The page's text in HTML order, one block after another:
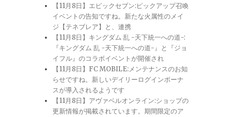
【11月8日】エピックセブン:ピックアップ召喚
イベントの告知ですね。新たな火属性のメイ
ジ【テネブレア】と、連携
【11月8日】キングダム 乱 -天下統一への道-:
『キングダム 乱 -天下統一への道-』と『ジョ
イフル』のコラボイベントが開催され
【11月8日】FC MOBILE:メンテナンスのお知
らせですね。新しいデイリーログインボーナ
スが導入されるようです
【11月8日】アヴァベルオンライン:ショップの
更新情報が掲載されています。期間限定のア